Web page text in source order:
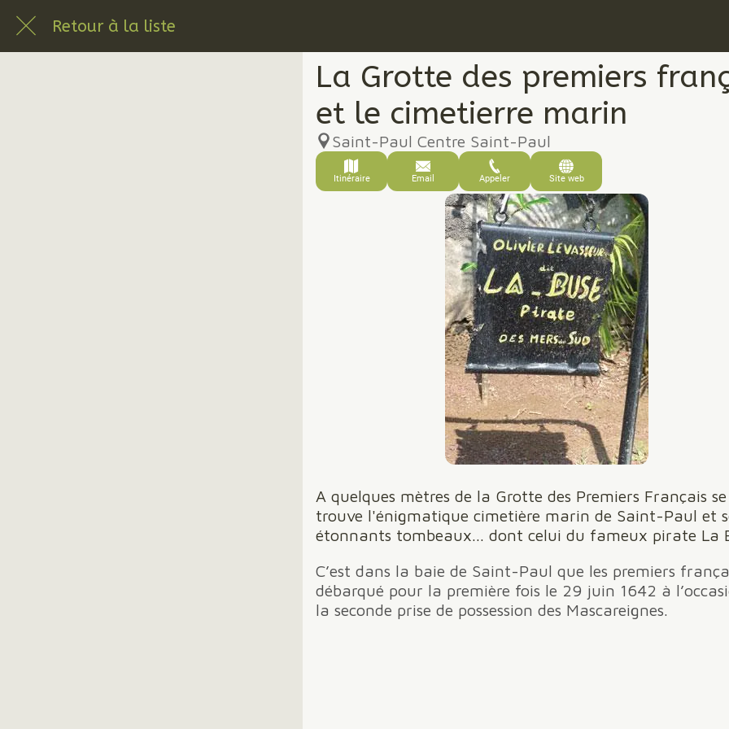
Retour à la liste
La Grotte des premiers
et le cimetierre marin
Saint-Paul Centre Saint-Paul
Itinéraire Email Appeler Site web
A quelques mètres de la Grotte des Premiers Français se
trouve l'énigmatique cimetière marin de Saint-Paul et
étonnants tombeaux... dont celui du fameux pirate La
C’est dans la baie de Saint-Paul que les premiers
débarqué pour la première fois le 29 juin 1642 à
la seconde prise de possession des Mascareignes.